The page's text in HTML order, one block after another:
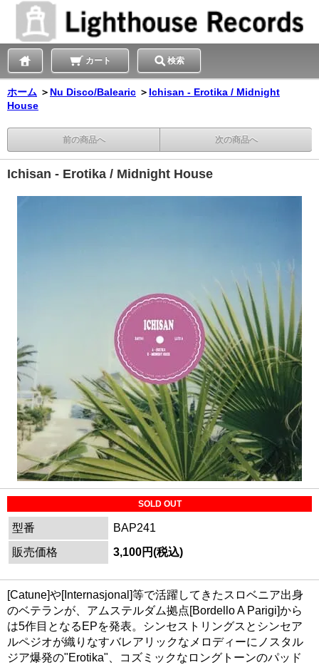
カート 検索
ホーム ＞ Nu Disco/Balearic ＞ Ichisan - Erotika / Midnight
House
前の商品へ 次の商品へ
Ichisan - Erotika / Midnight House
SOLD OUT
型番
BAP241
販売価格
3,100円(税込)
[Catune]や[Internasjonal]等で活躍してきたスロベニア出身
のベテランが、アムステルダム拠点[Bordello A Parigi]から
は5作目となるEPを発表。シンセストリングスとシンセア
ルペジオが織りなすバレアリックなメロディーにノスタル
ジア爆発の"Erotika"、コズミックなロングトーンのパッド